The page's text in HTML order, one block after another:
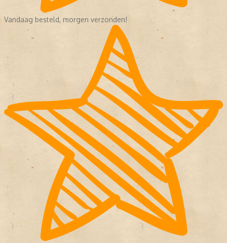
Vandaag besteld, morgen verzonden!